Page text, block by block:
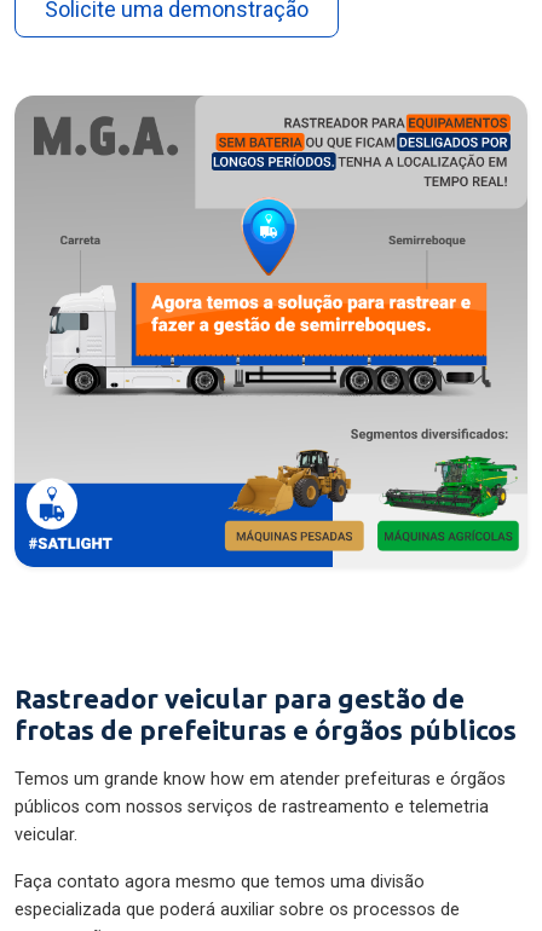
Solicite uma demonstração
Rastreador veicular para gestão de
frotas de prefeituras e órgãos públicos
Temos um grande know how em atender prefeituras e órgãos
públicos com nossos serviços de rastreamento e telemetria
veicular.
Faça contato agora mesmo que temos uma divisão
especializada que poderá auxiliar sobre os processos de